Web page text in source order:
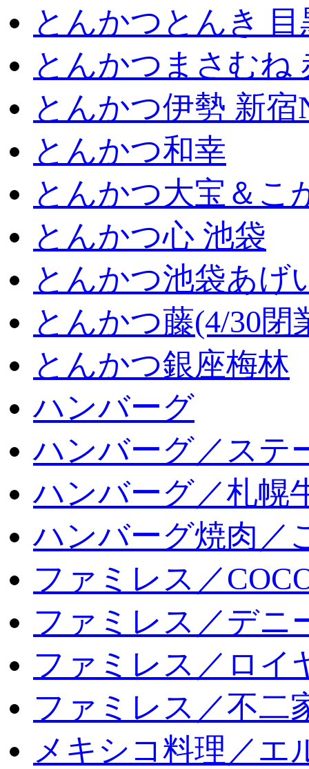
とんかつとんき
とんかつまさむね
とんかつ伊勢 新宿
とんかつ和幸
とんかつ大宝＆こ
とんかつ心 池袋
とんかつ池袋あげ
とんかつ藤(4/30閉
とんかつ銀座梅林
ハンバーグ
ハンバーグ／ステ
ハンバーグ／札幌
ハンバーグ焼肉／
ファミレス／
ファミレス／デニ
ファミレス／ロイ
ファミレス／不二
メキシコ料理／エ